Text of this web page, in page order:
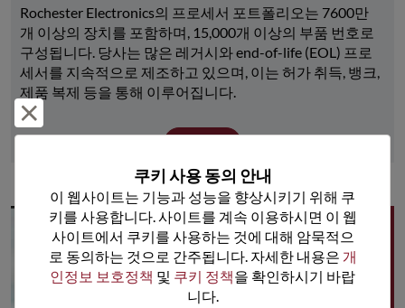
Rochester Electronics의 프로세서 포트폴리오는 7600만
개 이상의 장치를 포함하며, 15,000개 이상의 부품 번호로
구성됩니다. 당사는 많은 레거시와 end-of-life (EOL) 프로
세서를 지속적으로 제조하고 있으며, 이는 허가 취득, 뱅크,
제품 복제 등을 통해 이루어집니다.
더 보기
왜
Rochester
쿠키 사용 동의 안내
이 웹사이트는 기능과 성능을 향상시키기 위해 쿠
키를 사용합니다. 사이트를 계속 이용하시면 이 웹
사이트에서 쿠키를 사용하는 것에 대해 암묵적으
로 동의하는 것으로 간주됩니다. 자세한 내용은 개
인정보 보호정책 및 쿠키 정책을 확인하시기 바랍
니다.